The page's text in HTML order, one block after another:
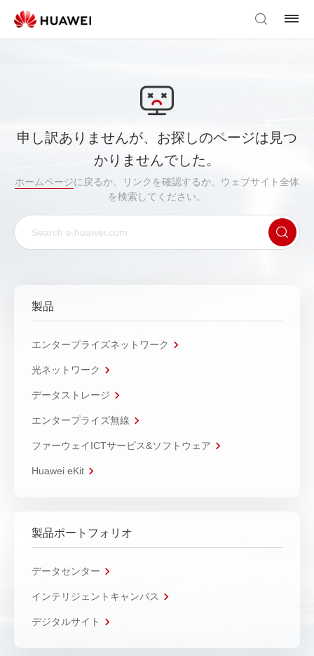
申し訳ありませんが、お探しのページは見つ
かりませんでした。
ホームページに戻るか、リンクを確認するか、ウェブサイト全体
を検索してください。
製品
エンタープライズネットワーク
光ネットワーク
データストレージ
エンタープライズ無線
ファーウェイICTサービス&ソフトウェア
Huawei eKit
製品ポートフォリオ
データセンター
インテリジェントキャンパス
デジタルサイト